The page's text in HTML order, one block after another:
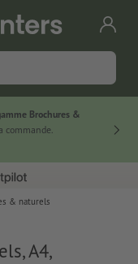
Brochures &
commande.
& naturels
A4,